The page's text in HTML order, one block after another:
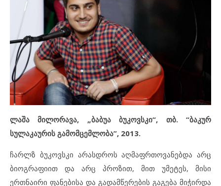
ლაშა მილორავა, „ბაბუა ბუკოვსკი“, თბ. “ბაკურ
სულაკაურის გამომცემლობა”, 2013.
ჩარლზ ბუკოვსკი არასდროს აღმაფრთოვანებდა არც
ბიოგრაფიით და არც პროზით, მით უმეტეს, მისი
ერთნაირი ფანებისა და გადამწერების გაგება მიჭირდა